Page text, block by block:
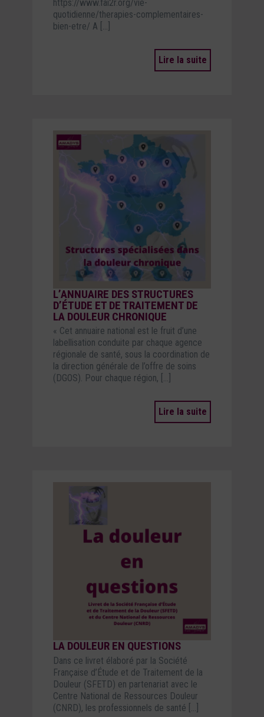
https://www.fai2r.org/vie-
quotidienne/therapies-complementaires-
bien-etre/ A […]
Lire la suite
L’ANNUAIRE DES STRUCTURES
D’ÉTUDE ET DE TRAITEMENT DE
LA DOULEUR CHRONIQUE
« Cet annuaire national est le fruit d’une
labellisation conduite par chaque agence
régionale de santé, sous la coordination de
la direction générale de l’offre de soins
(DGOS). Pour chaque région, […]
Lire la suite
LA DOULEUR EN QUESTIONS
Dans ce livret élaboré par la Société
Française d’Étude et de Traitement de la
Douleur (SFETD) en partenariat avec le
Centre National de Ressources Douleur
(CNRD), les professionnels de santé […]